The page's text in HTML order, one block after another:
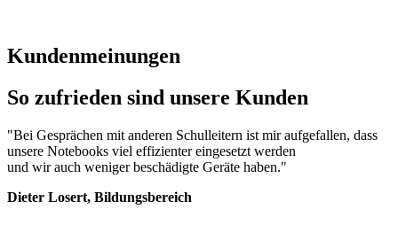
Kundenmeinungen
So zufrieden sind unsere Kunden
"Bei Gesprächen mit anderen Schulleitern ist mir aufgefallen, dass
unsere Notebooks viel effizienter eingesetzt werden
und wir auch weniger beschädigte Geräte haben."
Dieter Losert, Bildungsbereich